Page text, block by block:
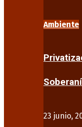
Ambiente
23 junio,